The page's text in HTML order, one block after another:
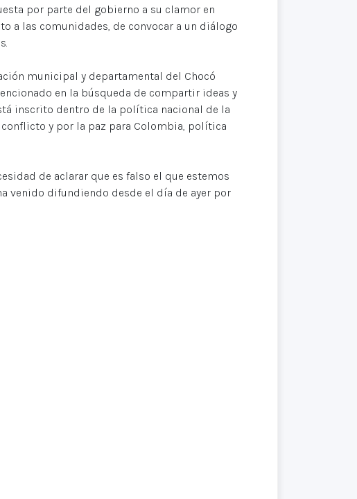
por parte del gobierno a su clamor en
a las comunidades, de convocar a un diálogo
municipal y departamental del Chocó
en la búsqueda de compartir ideas y
inscrito dentro de la política nacional de la
y por la paz para Colombia, política
de aclarar que es falso el que estemos
venido difundiendo desde el día de ayer por